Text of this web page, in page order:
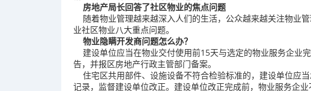
房地产局长回答了社区物业的焦点问题
随着物业管理越来越深入人们的生活，公众越来越关注物业
业社区物业八大重点问题。
物业隐瞒开发商问题怎么办？
建设单位应当在物业交付使用前15天与选定的物业服务企业
告，并报区房地产行政主管部门备案。
住宅区共用部件、设施设备不符合检验标准的，建设单位应
记录，监督建设单位改正。建设单位改正完成前，物业服务企